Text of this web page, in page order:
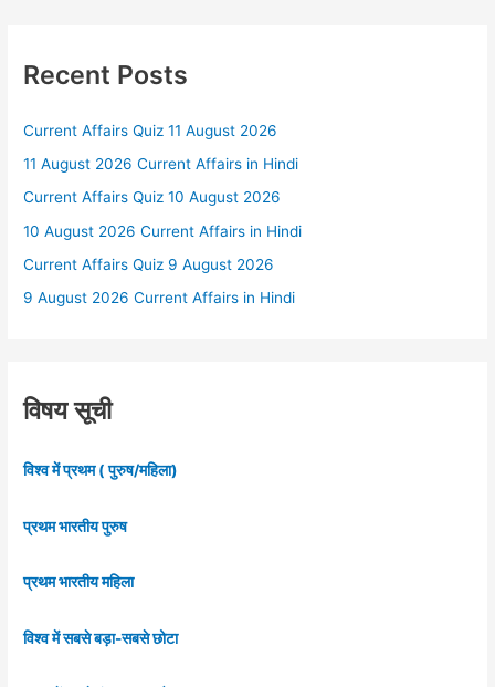
Recent Posts
Current Affairs Quiz 11 August 2026
11 August 2026 Current Affairs in Hindi
Current Affairs Quiz 10 August 2026
10 August 2026 Current Affairs in Hindi
Current Affairs Quiz 9 August 2026
9 August 2026 Current Affairs in Hindi
विषय सूची
विश्व में प्रथम ( पुरुष/महिला)
प्रथम भारतीय पुरुष
प्रथम भारतीय महिला
विश्व में सबसे बड़ा-सबसे छोटा